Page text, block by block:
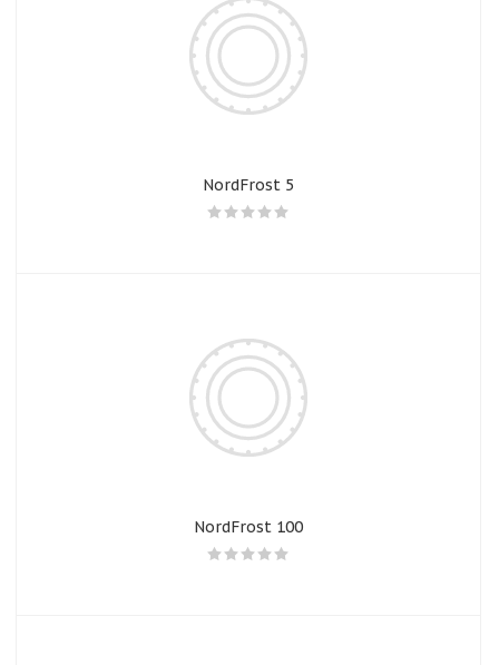
NordFrost 5
NordFrost 100